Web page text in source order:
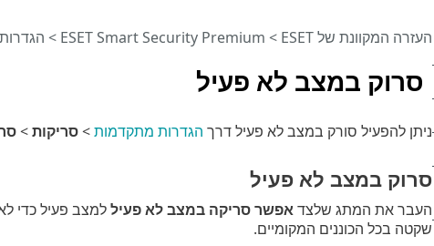
סרוק במצב לא פעיל
העזרה המקוונת של ESET >
ESET Smart Security Premium
>
ניתן להפעיל סורק במצב לא פעיל דרך הגדרות מתקדמות>סריקות>
סרוק במצב לא פעיל
העבר את המתג שלצדאפשר סריקה במצב לא פעיללמצב פעיל כדי
שקטה בכל הכוננים המקומיים.